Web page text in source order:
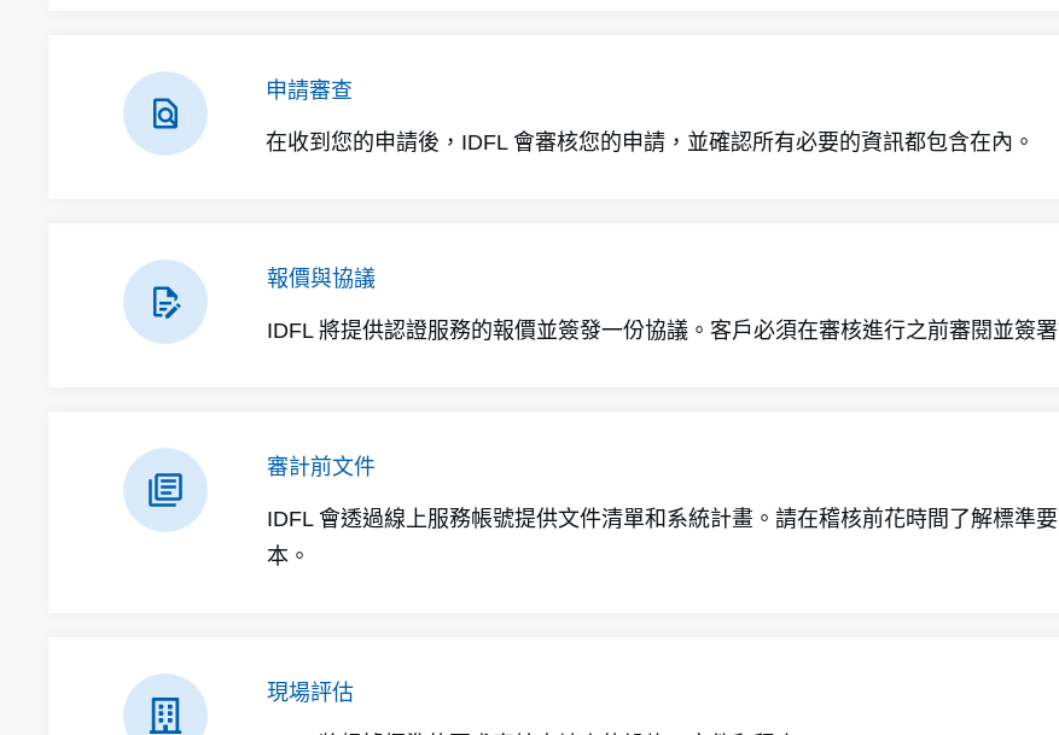
申請審查
在收到您的申請後，IDFL 會審核您的申請，並確認所有必要的資訊都包含在內。
報價與協議
IDFL 將提供認證服務的報價並簽發一份協議。客戶必須在審核進行之前審閱並簽署
審計前文件
IDFL 會透過線上服務帳號提供文件清單和系統計畫。請在稽核前花時間了解標準
本。
現場評估